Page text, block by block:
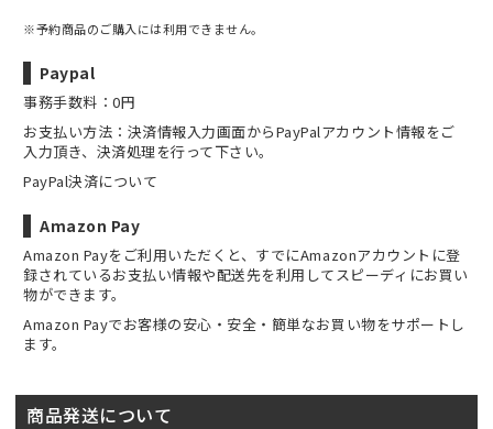
※予約商品のご購入には利用できません。
Paypal
事務手数料：0円
お支払い方法：決済情報入力画面からPayPalアカウント情報をご
入力頂き、決済処理を行って下さい。
PayPal決済について
Amazon Pay
Amazon Payをご利用いただくと、すでにAmazonアカウントに登
録されているお支払い情報や配送先を利用してスピーディにお買い
物ができます。
Amazon Payでお客様の安心・安全・簡単なお買い物をサポートし
ます。
商品発送について